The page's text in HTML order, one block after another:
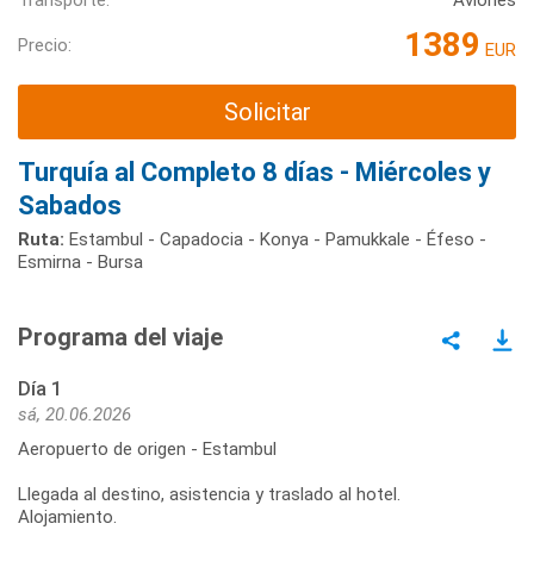
Precio: 1389 EUR
Solicitar
Turquía al Completo 8 días - Miércoles y
Sabados
Ruta: Estambul - Capadocia - Konya - Pamukkale - Éfeso -
Esmirna - Bursa
Programa del viaje
Día 1
sá, 20.06.2026
Aeropuerto de origen - Estambul
Llegada al destino, asistencia y traslado al hotel.
Alojamiento.